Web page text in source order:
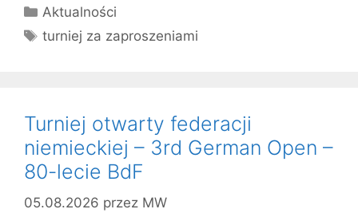
Kategorie
Aktualności
Tagi
turniej za zaproszeniami
Turniej otwarty federacji
niemieckiej – 3rd German Open –
80-lecie BdF
05.08.2026 przez MW